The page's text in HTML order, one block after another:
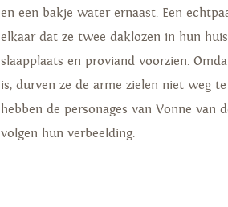
en een bakje water ernaast. Een
elkaar dat ze twee daklozen in hun
slaapplaats en proviand voorzien.
is, durven ze de arme zielen niet weg
hebben de personages van Vonne van
volgen hun verbeelding.